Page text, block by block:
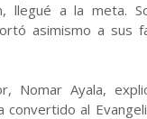
llegué a la meta.
asimismo a sus
Nomar Ayala,
convertido al